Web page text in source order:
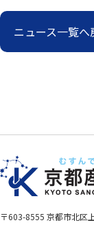
ニュース一覧へ
〒603-8555 京都市北区